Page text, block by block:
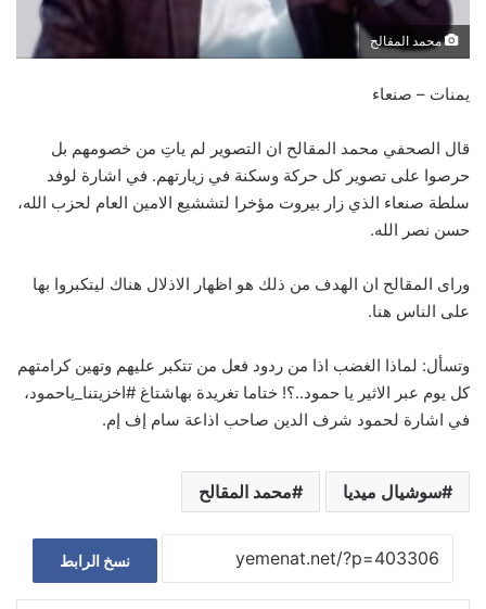
محمد المقالح
يمنات – صنعاء
قال الصحفي محمد المقالح ان ‏التصوير لم ياتِ من خصومهم بل
حرصوا على تصوير كل حركة وسكنة في زيارتهم. في اشارة لوفد
سلطة صنعاء الذي زار بيروت مؤخرا لتششيع الامين العام لحزب الله،
حسن نصر الله.
وراى المقالح ان الهدف من ذلك هو اظهار الاذلال هناك ليتكبروا بها
على الناس هنا.
وتسأل: لماذا الغضب اذا من ردود فعل من تتكبر عليهم وتهين كرامتهم
كل يوم عبر الاثير يا حمود..؟! ختاما تغريدة بهاشتاغ #اخزيتنا_ياحمود،
في اشارة لحمود شرف الدين صاحب اذاعة سام إف إم.
سوشيال ميديا محمد المقالح
نسخ الرابط